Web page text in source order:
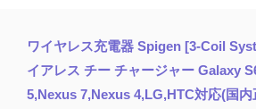
ワイヤレス充電器 Spigen [3-Coil
イアレス チー チャージャー Galaxy
5,Nexus 7,Nexus 4,LG,HTC対応(国内